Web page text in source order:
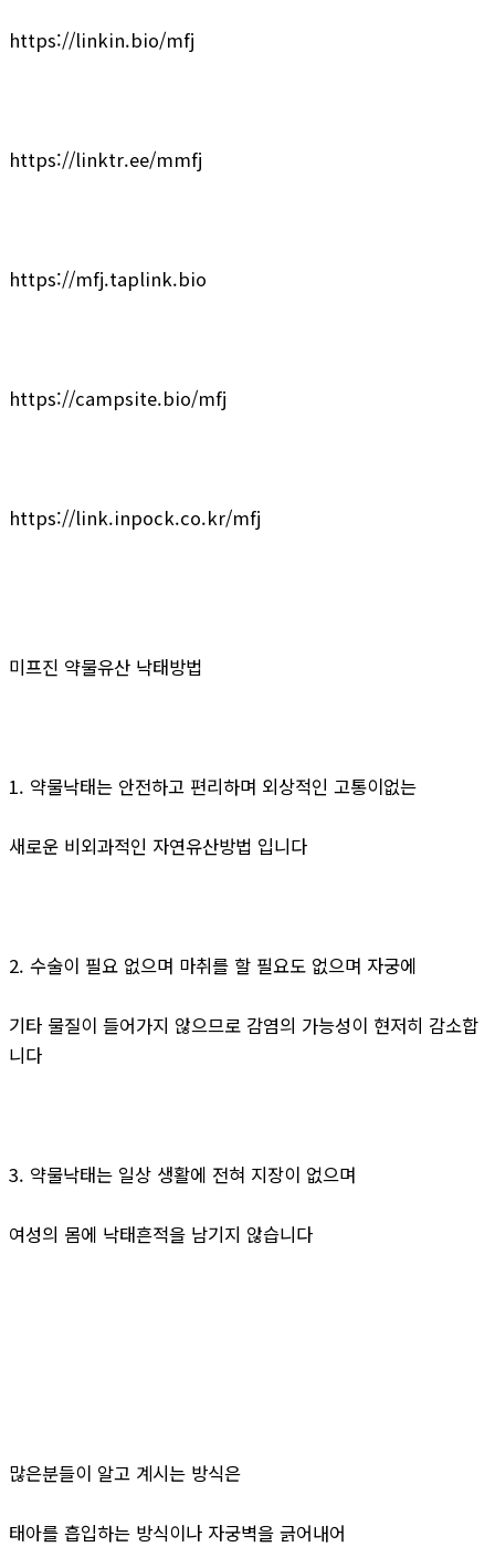
https://linkin.bio/mfj
https://linktr.ee/mmfj
https://mfj.taplink.bio
https://campsite.bio/mfj
https://link.inpock.co.kr/mfj
미프진 약물유산 낙태방법
1. 약물낙태는 안전하고 편리하며 외상적인 고통이없는
새로운 비외과적인 자연유산방법 입니다
2. 수술이 필요 없으며 마취를 할 필요도 없으며 자궁에
기타 물질이 들어가지 않으므로 감염의 가능성이 현저히 감소합
니다
3. 약물낙태는 일상 생활에 전혀 지장이 없으며
여성의 몸에 낙태흔적을 남기지 않습니다
많은분들이 알고 계시는 방식은
태아를 흡입하는 방식이나 자궁벽을 긁어내어